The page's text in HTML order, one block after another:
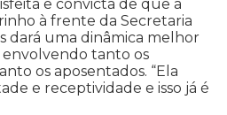
e convicta de que a
à frente da Secretaria
dará uma dinâmica melhor
tanto os
os aposentados. “Ela
e receptividade e isso já é